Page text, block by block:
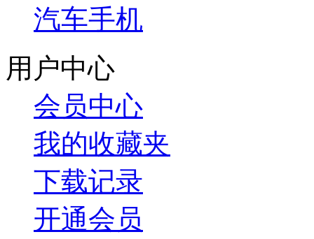
汽车手机
用户中心
会员中心
我的收藏夹
下载记录
开通会员